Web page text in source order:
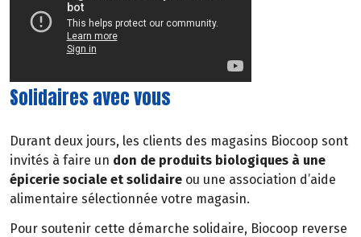
Solidaires avec vous
Durant deux jours, les clients des magasins Biocoop sont
invités à faire un don de produits biologiques à une
épicerie sociale et solidaire ou une association d’aide
alimentaire sélectionnée votre magasin.
Pour soutenir cette démarche solidaire, Biocoop reverse